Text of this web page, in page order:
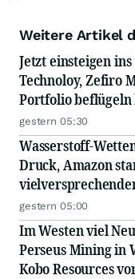
Themen und
Die Zahl 3 spielt
I. je Kommentar
genannt,
II. mindestens 3
erwähnt,
III. die
Lesedauer von
Wir wünschen
an der Börse!
Weitere Artikel
Jetzt einsteigen
Technoloy, Zefiro
Portfolio beflügeln
gestern 05:30
Wasserstoff-
Druck, Amazon
gestern 05:00
Im Westen viel
Perseus Mining in
Kobo Resources